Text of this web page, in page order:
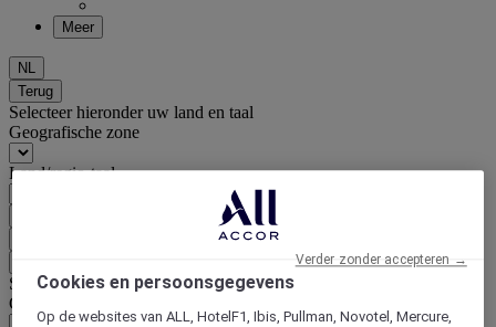
Meer
NL
Terug
Selecteer hieronder uw land en taal
Geografische zone
Land/regio-taal
Selecteer hieronder uw valuta
Geografische zone
Cookies en persoonsgegevens
Op de websites van ALL, HotelF1, Ibis, Pullman, Novotel, Mercure,
Verder zonder accepteren →